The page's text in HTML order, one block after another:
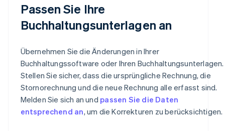
Passen Sie Ihre
Buchhaltungsunterlagen an
Übernehmen Sie die Änderungen in Ihrer
Buchhaltungssoftware oder Ihren Buchhaltungsunterlagen.
Stellen Sie sicher, dass die ursprüngliche Rechnung, die
Stornorechnung und die neue Rechnung alle erfasst sind.
Melden Sie sich an und passen Sie die Daten
entsprechend an, um die Korrekturen zu berücksichtigen.